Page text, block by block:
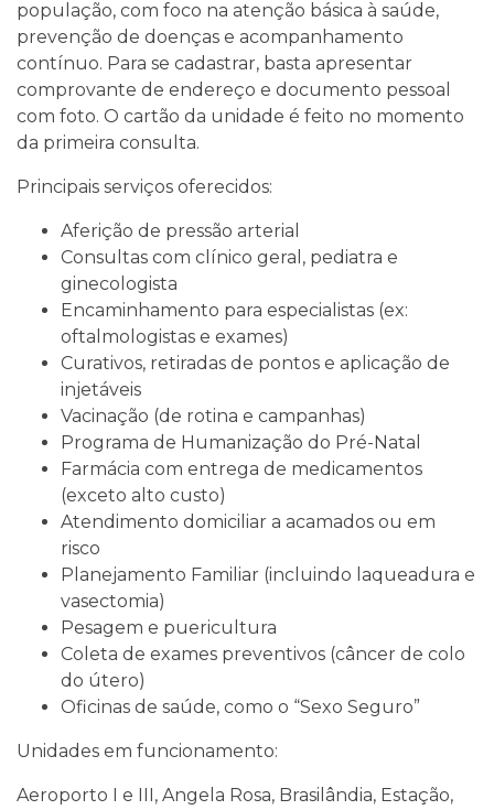
população, com foco na atenção básica à saúde,
prevenção de doenças e acompanhamento
contínuo. Para se cadastrar, basta apresentar
comprovante de endereço e documento pessoal
com foto. O cartão da unidade é feito no momento
da primeira consulta.
Principais serviços oferecidos:
Aferição de pressão arterial
Consultas com clínico geral, pediatra e
ginecologista
Encaminhamento para especialistas (ex:
oftalmologistas e exames)
Curativos, retiradas de pontos e aplicação de
injetáveis
Vacinação (de rotina e campanhas)
Programa de Humanização do Pré-Natal
Farmácia com entrega de medicamentos
(exceto alto custo)
Atendimento domiciliar a acamados ou em
risco
Planejamento Familiar (incluindo laqueadura e
vasectomia)
Pesagem e puericultura
Coleta de exames preventivos (câncer de colo
do útero)
Oficinas de saúde, como o “Sexo Seguro”
Unidades em funcionamento:
Aeroporto I e III, Angela Rosa, Brasilândia, Estação,